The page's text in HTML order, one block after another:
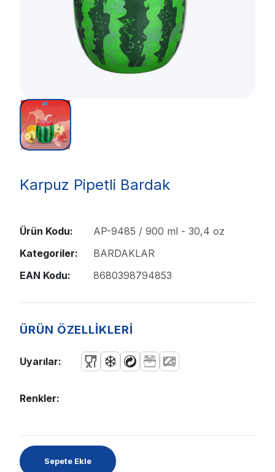
Karpuz Pipetli Bardak
Ürün Kodu:
AP-9485 / 900 ml - 30,4 oz
Kategoriler:
BARDAKLAR
EAN Kodu:
8680398794853
ÜRÜN ÖZELLİKLERİ
Uyarılar:
Renkler:
Sepete Ekle